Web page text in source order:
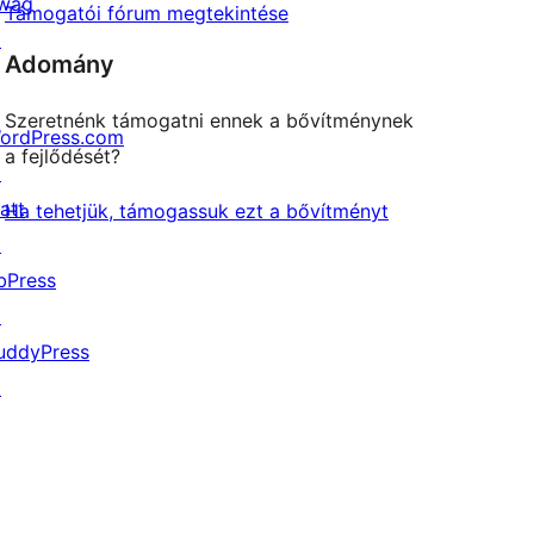
Támogatói fórum megtekintése
Adomány
Szeretnénk támogatni ennek a bővítménynek
a fejlődését?
Ha tehetjük, támogassuk ezt a bővítményt